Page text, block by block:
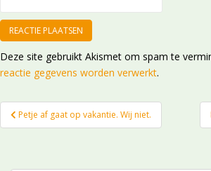
Deze site gebruikt Akismet om spam te
reactie gegevens worden verwerkt.
Bericht
navigatie
Petje af gaat op vakantie. Wij niet.